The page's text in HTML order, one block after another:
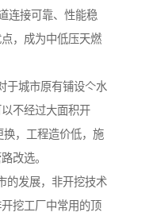
连接可靠、性能稳
，成为中低压天燃
于城市原有铺设亽水
不经过大面积开
换，工程造价低，施
改选。
的发展，非开挖技术
挖工厂中常用的顶